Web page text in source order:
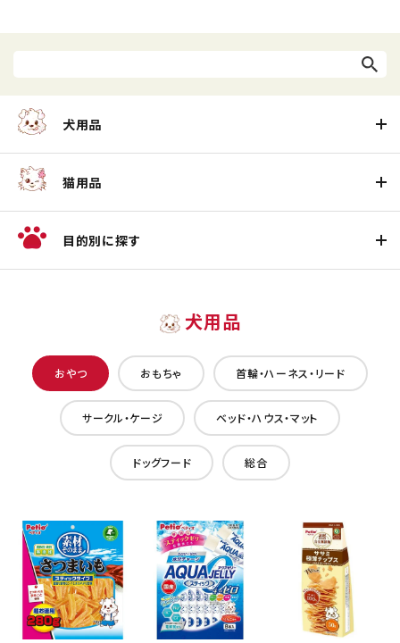
犬用品
猫用品
目的別に探す
犬用品
おやつ おもちゃ 首輪・ハーネス・リード
サークル・ケージ ベッド・ハウス・マット
ドッグフード 総合